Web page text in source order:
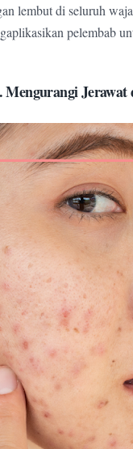
lembut di seluruh
pelembab
Mengurangi Jerawat